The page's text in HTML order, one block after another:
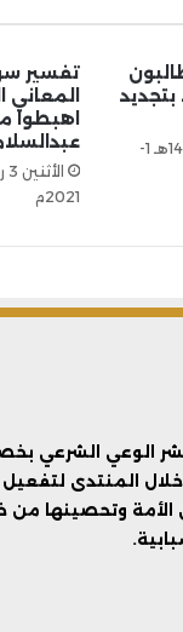
بتجديد
الثلاثاء 29 جمادى الآخرة 1443هـ 1-
المعاني
اهبطوا
2021م
الوعي الشرعي
خلال المنتدى
الأمة وتحصينها من